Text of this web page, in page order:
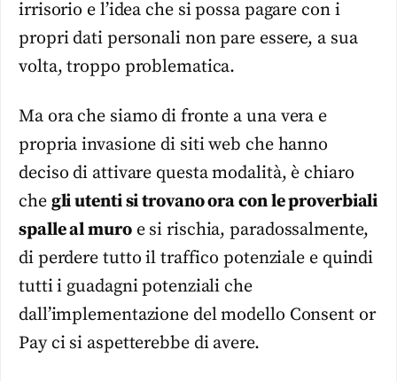
irrisorio e l’idea che si possa pagare con i
propri dati personali non pare essere, a sua
volta, troppo problematica.
Ma ora che siamo di fronte a una vera e
propria invasione di siti web che hanno
deciso di attivare questa modalità, è chiaro
che gli utenti si trovano ora con le proverbiali
spalle al muroe si rischia, paradossalmente,
di perdere tutto il traffico potenziale e quindi
tutti i guadagni potenziali che
dall’implementazione del modello Consent or
Pay ci si aspetterebbe di avere.